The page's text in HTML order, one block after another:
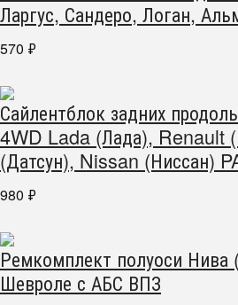
Ларгус, Сандеро, Логан,
570 ₽
Сайлентблок задних
4WD Lada (Лада), Renault
(Датсун), Nissan (Ниссан)
980 ₽
Ремкомплект полуоси
Шевроле с АБС ВПЗ